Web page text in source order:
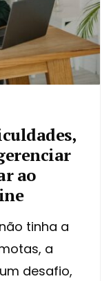
ao
tinha a
a
desafio,